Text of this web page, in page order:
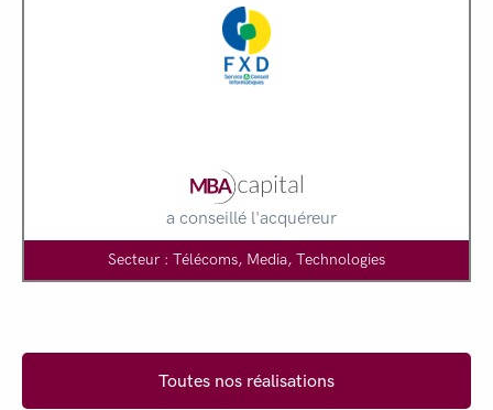
a conseillé l'acquéreur
Secteur : Télécoms, Media, Technologies
Toutes nos réalisations